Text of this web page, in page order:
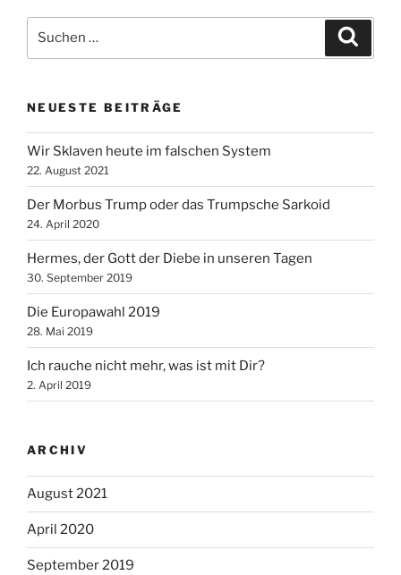
nach:
NEUESTE BEITRÄGE
Wir Sklaven heute im falschen System
22. August 2021
Der Morbus Trump oder das Trumpsche Sarkoid
24. April 2020
Hermes, der Gott der Diebe in unseren Tagen
30. September 2019
Die Europawahl 2019
28. Mai 2019
Ich rauche nicht mehr, was ist mit Dir?
2. April 2019
ARCHIV
August 2021
April 2020
September 2019